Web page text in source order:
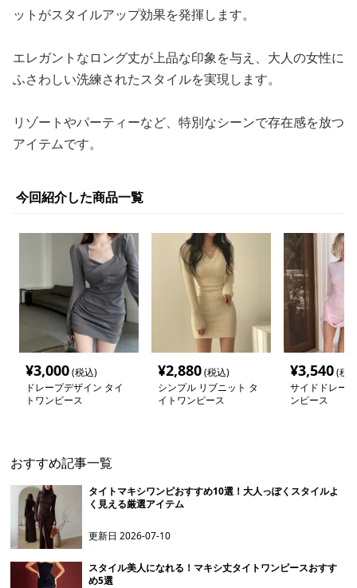
ットがスタイルアップ効果を発揮します。
エレガントなロング丈が上品な印象を与え、大人の女性に
ふさわしい洗練されたスタイルを実現します。
リゾートやパーティーなど、特別なシーンで存在感を放つ
アイテムです。
今回紹介した商品一覧
¥3,000(税込)
ドレープデザイン タイ
トワンピース
¥2,880(税込)
シンプル リブニット タ
イトワンピース
¥3,540(税
サイドドレー
ンピース
おすすめ記事一覧
タイトマキシワンピおすすめ10選！大人っぽくスタイルよ
く見える厳選アイテム
更新日2026-07-10
スタイル美人になれる！マキシ丈タイトワンピースおすす
め5選